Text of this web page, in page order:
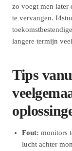
zo voegt men later
te vervangen.
langere termijn
Tips
Fout: monitors
lucht achter